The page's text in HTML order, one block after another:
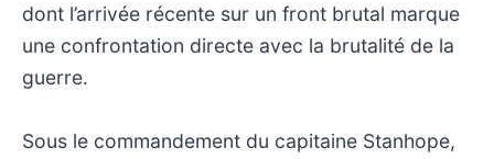
dont l’arrivée récente sur un front brutal marque
une confrontation directe avec la brutalité de la
guerre.
Sous le commandement du capitaine Stanhope,